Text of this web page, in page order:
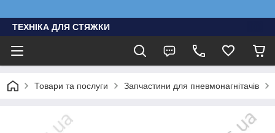
ТЕХНІКА ДЛЯ СТЯЖКИ
Товари та послуги Запчастини для пневмонагнітачів